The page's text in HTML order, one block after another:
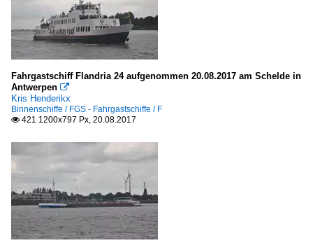
Seeschiffe
Autotransporter / vehicles carrier
C
Containerschiffe
Stückgut- und Mehrzweckfrachter / general cargo
C
T
Fahrgastschiff Flandria 24 aufgenommen 20.08.2017 am Schelde in
Antwerpen 
Kris Henderikx
Binnenschiffe / FGS - Fahrgastschiffe / F
 421 1200x797 Px, 20.08.2017